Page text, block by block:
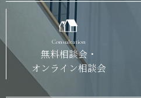
Consultation
無料相談会・
オンライン相談会